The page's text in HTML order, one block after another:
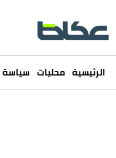
الرئيسية محليات سياسة